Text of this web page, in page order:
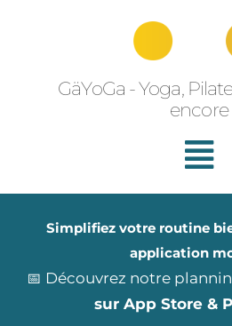
GäYoGa - Yoga,
encore
Simplifiez votre routine
application
📅 Découvrez notre
sur App Store &